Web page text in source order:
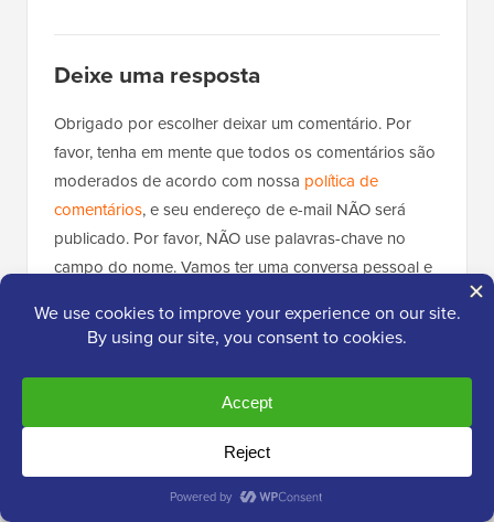
Deixe uma resposta
Obrigado por escolher deixar um comentário. Por
favor, tenha em mente que todos os comentários são
moderados de acordo com nossa política de
comentários, e seu endereço de e-mail NÃO será
publicado. Por favor, NÃO use palavras-chave no
campo do nome. Vamos ter uma conversa pessoal e